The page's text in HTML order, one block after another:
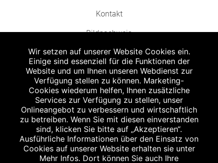
Kontakt
Bildnachweis
Abgabe in haushaltsüblichen Mengen, solange der Vorrat reicht. Für Druck-
und Satzfehler keine Haftung.
Zu Risiken und Nebenwirkungen lesen Sie die Packungsbeilage und fragen
Sie Ihren Arzt oder Apotheker.
Angabe nach der deutschen Arzneimitteltaxe Apothekenerstattungspreis
(AEP). Der AEP ist keine unverbindliche Preisempfehlung der Hersteller. Der
AEP ist ein von den Apotheken in Ansatz gebrachter Preis für rezeptfreie
Arzneimittel. Er entspricht in der Höhe dem für Apotheken verbindlichen
Abgabepreis, zu dem eine Apotheke in bestimmten Fällen (z.B. bei Kindern
Wir setzen auf unserer Website Cookies ein.
Einige sind essenziell für die Funktionen der
Website und um Ihnen unseren Webdienst zur
Verfügung stellen zu können. Marketing-
Cookies wiederum helfen, Ihnen zusätzliche
Services zur Verfügung zu stellen, unser
Onlineangebot zu verbessern und wirtschaftlich
zu betreiben. Wenn Sie mit diesen einverstanden
sind, klicken Sie bitte auf „Akzeptieren“.
Ausführliche Informationen über den Einsatz von
Cookies auf unserer Website erhalten sie unter
Mehr Infos. Dort können Sie auch Ihre